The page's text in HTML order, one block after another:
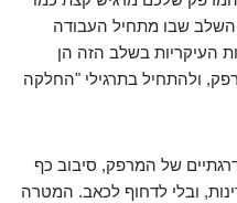
שבו מתחיל העבודה
העיקריות בשלב הזה הן
ולהתחיל בתרגילי "החלקה
של המרפק, סיבוב כף
ובלי לדחוף לכאב. המטרה